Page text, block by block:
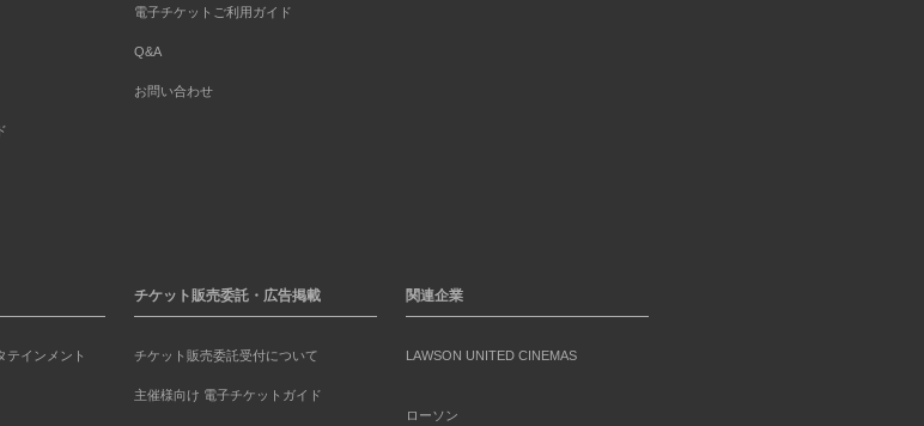
電子チケットご利用ガイド
Q&A
お問い合わせ
テインメント
チケット販売委託・広告掲載
チケット販売委託受付について
主催様向け 電子チケットガイド
関連企業
LAWSON UNITED CINEMAS
ローソン